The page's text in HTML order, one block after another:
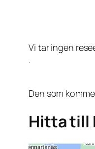
Vi tar ingen
.
Den som
Hitta till